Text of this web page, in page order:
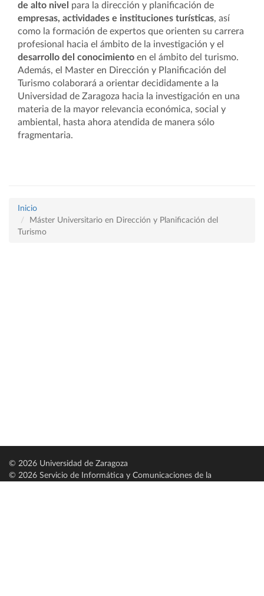
de alto nivel para la dirección y planificación de
empresas, actividades e instituciones turísticas, así
como la formación de expertos que orienten su carrera
profesional hacia el ámbito de la investigación y el
desarrollo del conocimiento en el ámbito del turismo.
Además, el Master en Dirección y Planificación del
Turismo colaborará a orientar decididamente a la
Universidad de Zaragoza hacia la investigación en una
materia de la mayor relevancia económica, social y
ambiental, hasta ahora atendida de manera sólo
fragmentaria.
Inicio
Máster Universitario en Dirección y Planificación del
Turismo
© 2026 Universidad de Zaragoza
© 2026 Servicio de Informática y Comunicaciones de la